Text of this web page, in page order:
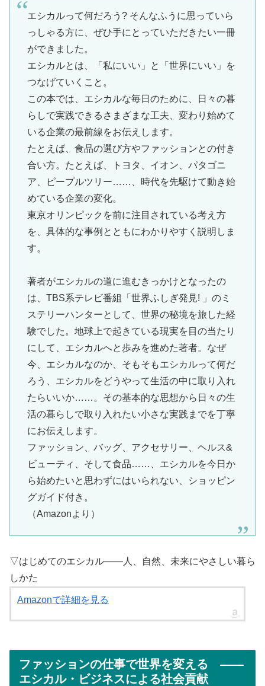
エシカルって何だろう? そんなふうに思っていら
っしゃる方に、ぜひ手にとっていただきたい一冊
ができました。
エシカルとは、「私にいい」と「世界にいい」を
つなげていくこと。
この本では、エシカルな毎日のために、日々の暮
らしで実践できるさまざまな工夫、変わり始めて
いる企業の最前線をお伝えします。
たとえば、食品の選び方やファッションとの付き
合い方。たとえば、トヨタ、イオン、パタゴニ
ア、ピープルツリー……、時代を先駆けて動き始
めている企業の変化。
東京オリンピックを前に注目されている考え方
を、具体的な事例とともにわかりやすく説明しま
す。
著者がエシカルの道に進むきっかけとなったの
は、TBS系テレビ番組「世界ふしぎ発見! 」のミ
ステリーハンターとして、世界の秘境を旅した経
験でした。地球上で起きている現実を目の当たり
にして、エシカルへと歩みを進めた著者。なぜ
今、エシカルなのか、そもそもエシカルって何だ
ろう、エシカルをどうやって生活の中に取り入れ
たらいいか……。その基本的な思想から日々の生
活の暮らしで取り入れたい小さな実践までを丁寧
にお伝えします。
ファッション、バッグ、アクセサリー、ヘルス&
ビューティ、そして食品……、エシカルを今日か
ら始めたいと思わずにはいられない、ショッピン
グガイド付き。
（Amazonより）
▽はじめてのエシカル――人、自然、未来にやさしい暮ら
しかた
Amazonで詳細を見る
ファッションの仕事で世界を変える ――
エシカル・ビジネスによる社会貢献